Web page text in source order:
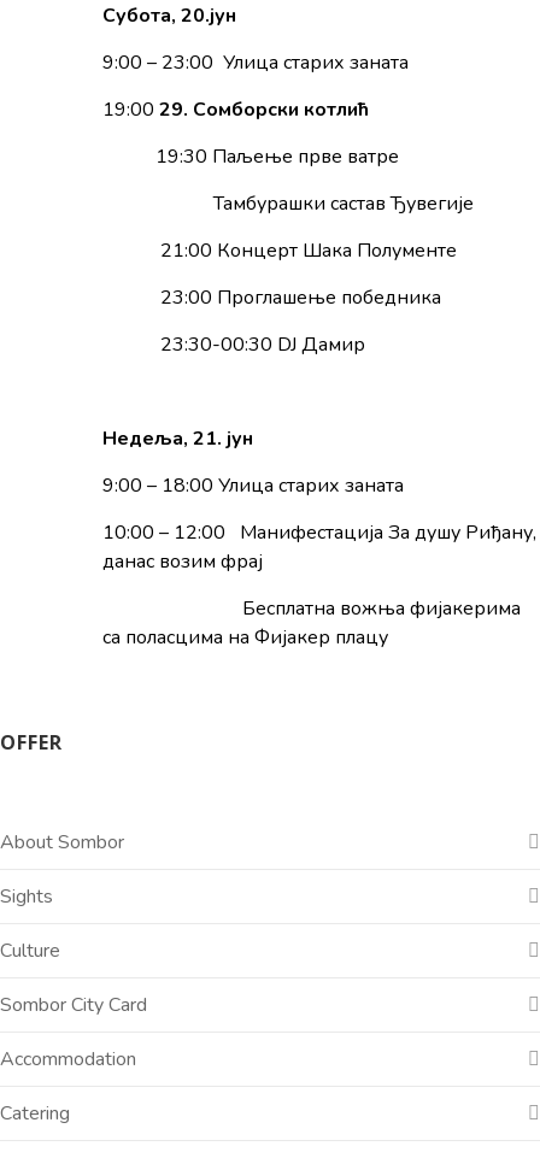
Субота, 20.јун
9:00 – 23:00 Улица старих заната
19:00 29. Сомборски котлић
19:30 Паљење прве ватре
Тамбурашки састав Ђувегије
21:00 Концерт Шака Полументе
23:00 Проглашење победника
23:30-00:30 DJ Дамир
Недеља, 21. јун
9:00 – 18:00 Улица старих заната
10:00 – 12:00 Манифестација За душу Риђану,
данас возим фрај
Бесплатна вожња фијакерима
са поласцима на Фијакер плацу
OFFER
About Sombor
Sights
Culture
Sombor City Card
Accommodation
Catering